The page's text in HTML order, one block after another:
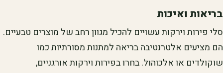
בריאות ואיכות
סלי פירות וירקות עשויים להכיל מגוון רחב של מוצרים טבעיים.
הם מציעים אלטרנטיבה בריאה למתנות מסורתיות כמו
שוקולדים או אלכוהול. בחרו בפירות וירקות אורגניים,